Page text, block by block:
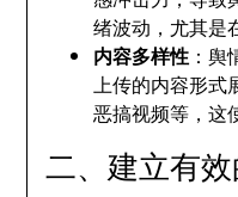
绪波动，尤其是
内容多样性 ：
上传的内容形式
恶搞视频等，这
二、建立有